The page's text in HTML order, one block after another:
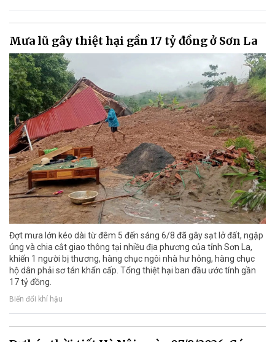
Mưa lũ gây thiệt hại gần 17 tỷ đồng ở Sơn La
Đợt mưa lớn kéo dài từ đêm 5 đến sáng 6/8 đã gây sạt lở đất, ngập
úng và chia cắt giao thông tại nhiều địa phương của tỉnh Sơn La,
khiến 1 người bị thương, hàng chục ngôi nhà hư hỏng, hàng chục
hộ dân phải sơ tán khẩn cấp. Tổng thiệt hại ban đầu ước tính gần
17 tỷ đồng.
Biến đổi khí hậu